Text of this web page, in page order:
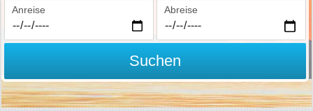
Anreise Abreise
Suchen